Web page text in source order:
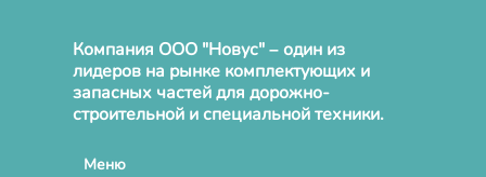
Компания ООО "Новус" – один из
лидеров на рынке комплектующих и
запасных частей для дорожно-
строительной и специальной техники.
Меню